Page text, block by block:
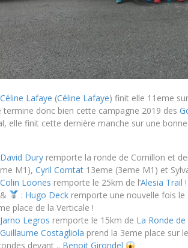
Céline Lafaye (Céline Lafaye) finit elle 11eme
termine donc bien cette campagne 2019 des
elle finit cette dernière manche sur une
David Duryremporte la ronde de Cornillon et
M1), Cyril Comtat 13eme (3eme M1) et
Colin Loones remporte le 25km de l’Alesia Trail !
&
: Hugo Deckremporte une nouvelle fois le
place de la Verticale !
Jarno Legros remporte le 15km de La Ronde de
Guillaume Costagliola prend la 3eme place sur
devant .. Benoit Girondel